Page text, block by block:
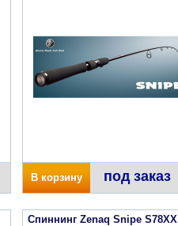
В корзину под заказ
Спиннинг Zenaq Snipe S78XX